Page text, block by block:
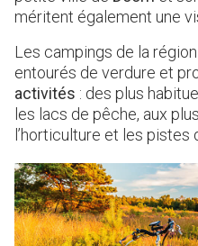
méritent également une
Les campings de la
entourés de verdure et
activités : des plus
les lacs de pêche, aux
l’horticulture et les pistes